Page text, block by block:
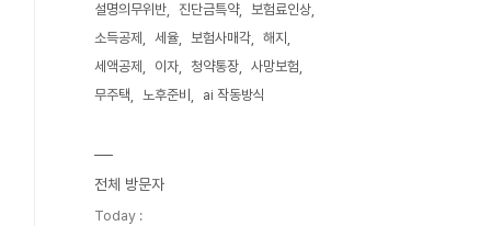
설명의무위반
진단금특약
보험료인상
소득공제
세율 보험사매각
해지
세액공제
이자 청약통장
사망보험
무주택
노후준비 ai 작동방식
전체 방문자
Today :